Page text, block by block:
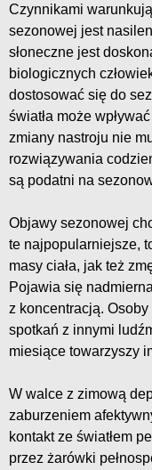
Czynnikami
sezonowej jest
słoneczne jest
biologicznych
dostosować się do
światła może
zmiany nastroju nie
rozwiązywania
są podatni na
Objawy sezonowej
te najpopularniejsze,
masy ciała, jak też
Pojawia się
z koncentracją.
spotkań z innymi
miesiące towarzyszy
W walce z zimową
zaburzeniem
kontakt ze światłem
przez żarówki